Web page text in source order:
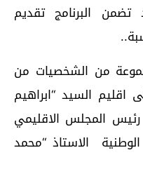
البرنامج تقديم
من الشخصيات من
اقليم السيد “ابراهيم
رئيس المجلس الاقليمي
الوطنية الاستاذ “محمد